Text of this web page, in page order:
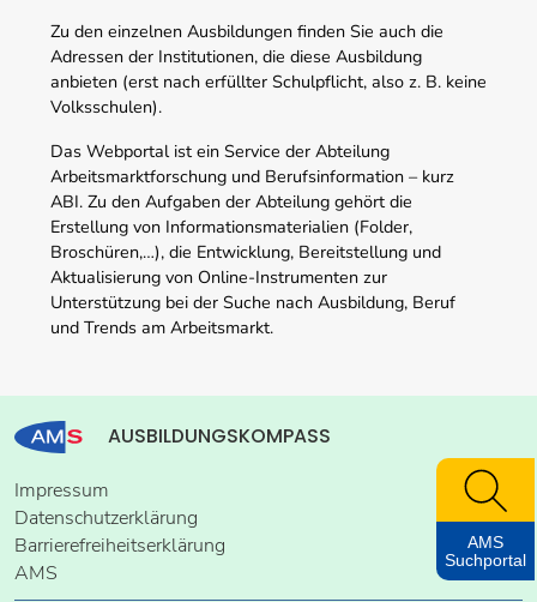
Zu den einzelnen Ausbildungen finden Sie auch die
Adressen der Institutionen, die diese Ausbildung
anbieten (erst nach erfüllter Schulpflicht, also z. B. keine
Volksschulen).
Das Webportal ist ein Service der Abteilung
Arbeitsmarktforschung und Berufsinformation – kurz
ABI. Zu den Aufgaben der Abteilung gehört die
Erstellung von Informationsmaterialien (Folder,
Broschüren,…), die Entwicklung, Bereitstellung und
Aktualisierung von Online-Instrumenten zur
Unterstützung bei der Suche nach Ausbildung, Beruf
und Trends am Arbeitsmarkt.
AUSBILDUNGSKOMPASS
Impressum
Datenschutzerklärung
Barrierefreiheitserklärung
AMS
AMS
Suchportal